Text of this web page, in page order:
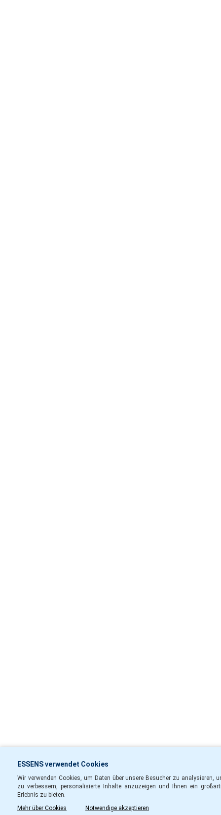
ESSENS verwendet Cookies
Wir verwenden Cookies, um Daten über unsere Besucher zu analysieren,
zu verbessern, personalisierte Inhalte anzuzeigen und Ihnen ein
Erlebnis zu bieten.
Mehr über Cookies
Notwendige akzeptieren